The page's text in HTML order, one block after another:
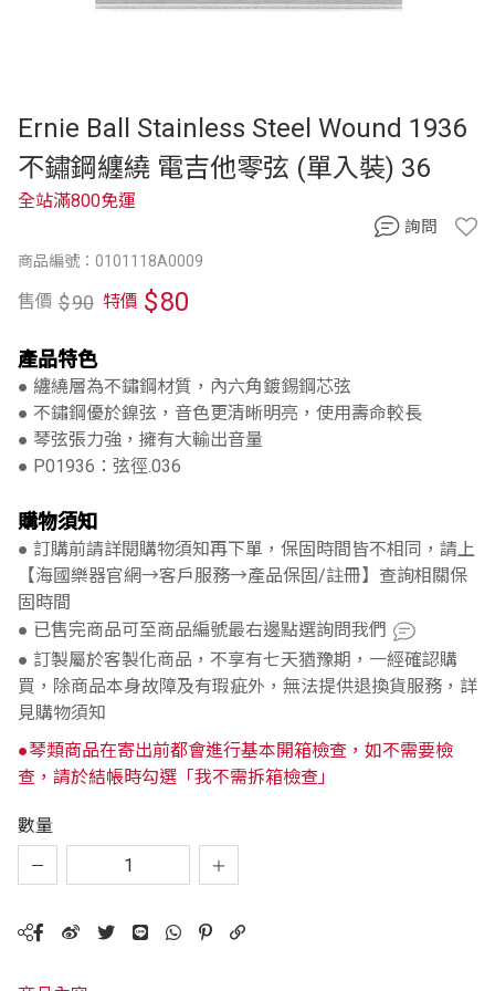
Ernie Ball Stainless Steel Wound 1936
不鏽鋼纏繞 電吉他零弦 (單入裝) 36
商品編號：0101118A0009
全站滿800免運
售價 $90 特價 $80
產品特色
● 纏繞層為不鏽鋼材質，內六角鍍錫鋼芯弦
● 不鏽鋼優於鎳弦，音色更清晰明亮，使用壽命較長
● 琴弦張力強，擁有大輸出音量
● P01936：弦徑.036
購物須知
● 訂購前請詳閱購物須知再下單，保固時間皆不相同，請上
【海國樂器官網→客戶服務→產品保固/註冊】查詢相關保
固時間
● 已售完商品可至商品編號最右邊點選詢問我們
● 訂製屬於客製化商品，不享有七天猶豫期，一經確認購
買，除商品本身故障及有瑕疵外，無法提供退換貨服務，詳
見購物須知
●琴類商品在寄出前都會進行基本開箱檢查，如不需要檢
查，請於結帳時勾選「我不需拆箱檢查」
數量
詢問